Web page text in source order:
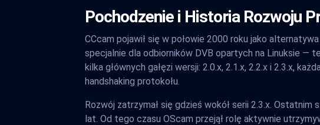
Pochodzenie i Historia Rozwoju
CCcam pojawił się w połowie 2000 roku jako
specjalnie dla odbiorników DVB opartych na Linuksie —
kilka głównych gałęzi wersji: 2.0.x, 2.1.x, 2.2.x i 2.3.x,
handshaking protokołu.
Rozwój zatrzymał się gdzieś wokół serii 2.3.x.
lat. Od tego czasu OScam przejął rolę aktywnie